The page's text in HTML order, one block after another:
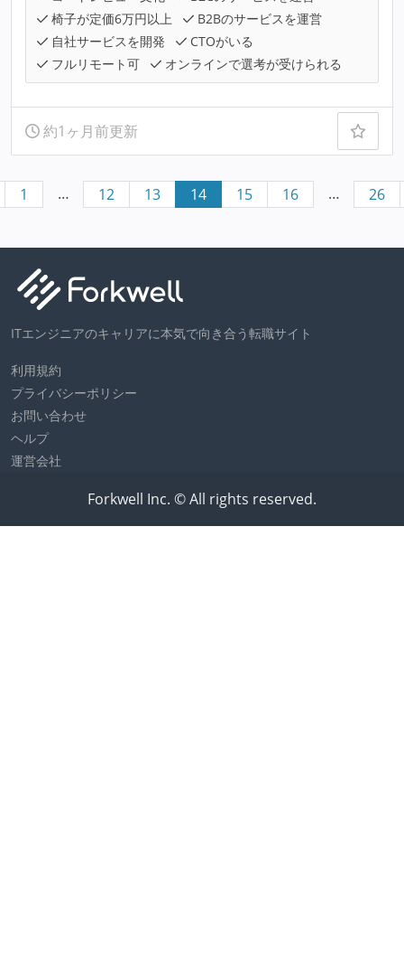
椅子が定価6万円以上
B2Bのサービスを運営
自社サービスを開発
CTOがいる
フルリモート可
オンラインで選考が受けられる
約1ヶ月前更新
1 … 12 13 14 15 16 … 26
ITエンジニアのキャリアに本気で向き合う転職サイト
利用規約
プライバシーポリシー
お問い合わせ
ヘルプ
運営会社
Forkwell Inc. © All rights reserved.